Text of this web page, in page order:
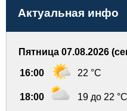
Актуальная инфо
Пятница 07.08.2026
16:00 22 °C
18:00 19 до 22 °C